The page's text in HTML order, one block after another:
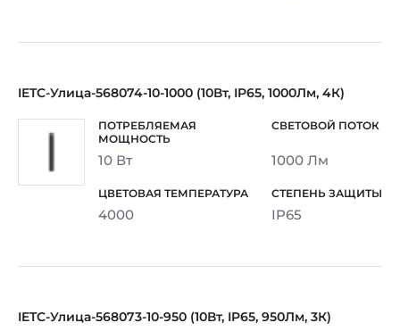
IETC-Улица-568074-10-1000 (10Вт, IP65, 1000Лм, 4К)
10 Вт 1000 Лм
4000 IP65
IETC-Улица-568073-10-950 (10Вт, IP65, 950Лм, 3К)